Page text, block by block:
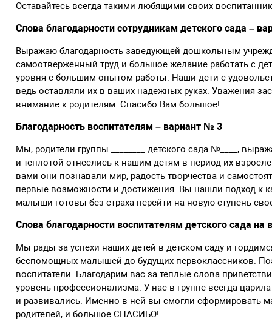
Оставайтесь всегда такими любящими своих
Слова благодарности сотрудникам детского сада –
Выражаю благодарность заведующей дошкольным
самоотверженный труд и большое желание работать с
уровня с большим опытом работы. Наши дети с
ведь оставляли их в ваших надежных руках. Уважения
внимание к родителям. Спасибо Вам большое!
Благодарность воспитателям – вариант № 3
Мы, родители группы ________ детского сада №____,
и теплотой отнеслись к нашим детям в период их
вами они познавали мир, радость творчества и
первые возможности и достижения. Вы нашли подход к
малыши готовы без страха перейти на новую ступень
Слова благодарности воспитателям детского сада
Мы рады за успехи наших детей в детском саду и
беспомощных малышей до будущих первоклассников.
воспитатели. Благодарим вас за теплые слова
уровень профессионализма. У нас в группе всегда
и развивались. Именно в ней вы смогли сформировать
родителей, и большое СПАСИБО!